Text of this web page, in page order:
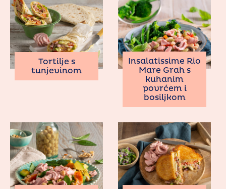
Tortilje s
tunjevinom
Insalatissime Rio
Mare Grah s
kuhanim
povrćem i
bosiljkom